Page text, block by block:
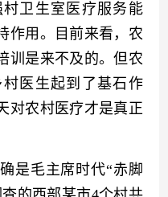
卫生室医疗服务能
作用。目前来看，农
训是来不及的。但农
医生起到了基石作
对农村医疗才是真正
毛主席时代“赤脚